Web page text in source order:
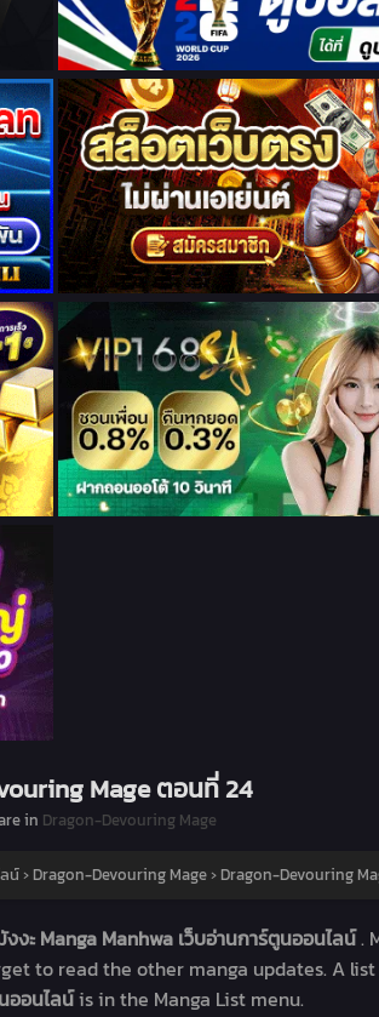
Mage ตอนที่ 24
in Dragon-Devouring Mage
น์› Dragon-Devouring Mage› Dragon-Devouring
งงะ Manga Manhwa เว็บอ่านการ์ตูนออนไลน์.
to read the other manga updates. A
ออนไลน์is in the Manga List menu.